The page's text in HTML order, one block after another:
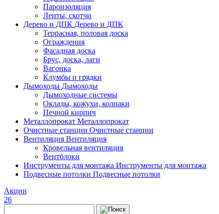
Пароизоляция
Ленты, скотчи
Дерево и ДПК Дерево и ДПК
Террасная, половая доска
Ограждения
Фасадная доска
Брус, доска, лаги
Вагонка
Клумбы и грядки
Дымоходы Дымоходы
Дымоходные системы
Оклады, кожухи, колпаки
Печной кирпич
Металлопрокат Металлопрокат
Очистные станции Очистные станции
Вентиляция Вентиляция
Кровельная вентиляция
Вентблоки
Инструменты для монтажа Инструменты для монтажа
Подвесные потолки Подвесные потолки
Акции
26